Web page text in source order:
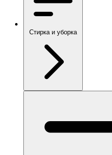
Стирка и уборка